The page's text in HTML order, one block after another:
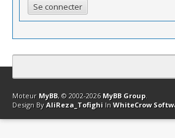
Contact Club Affiliation Retourner en
Moteur MyBB, © 2002-2026 MyBB Group.
Design By AliReza_Tofighi In WhiteCrow